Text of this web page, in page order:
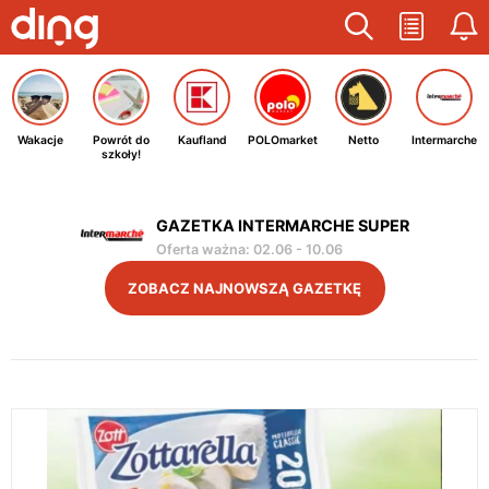
Wakacje
Powrót do
szkoły!
Kaufland POLOmarket Netto Intermarche
GAZETKA INTERMARCHE SUPER
Oferta ważna: 02.06 - 10.06
ZOBACZ NAJNOWSZĄ GAZETKĘ